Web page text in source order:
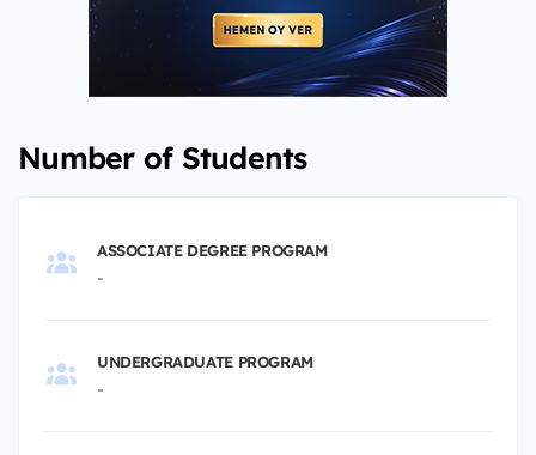
Number of Students
ASSOCIATE DEGREE PROGRAM
-
UNDERGRADUATE PROGRAM
-